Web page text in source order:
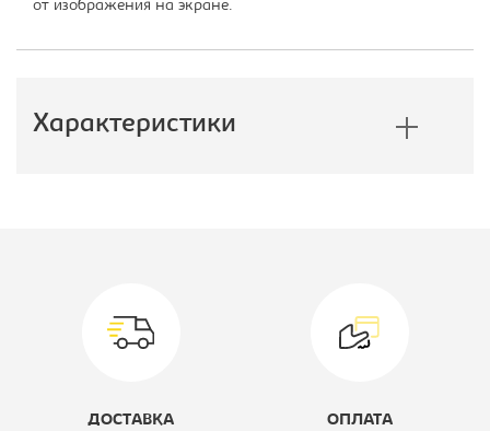
от изображения на экране.
Характеристики
письменный
ДОСТАВКА ОПЛАТА